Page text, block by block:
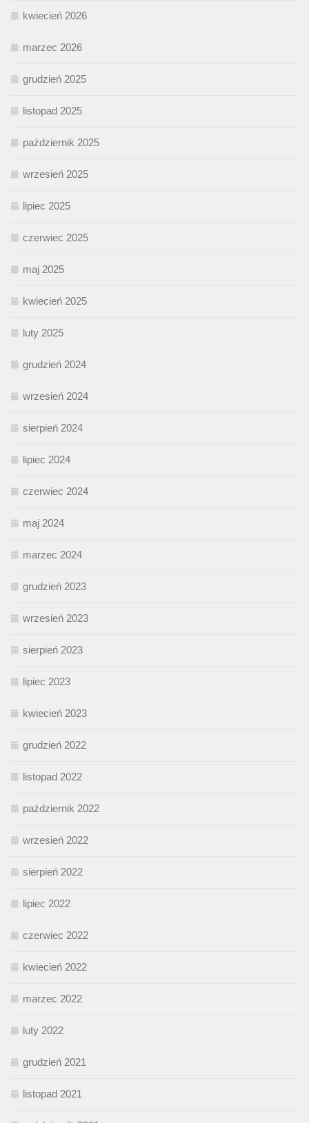
kwiecień 2026
marzec 2026
grudzień 2025
listopad 2025
październik 2025
wrzesień 2025
lipiec 2025
czerwiec 2025
maj 2025
kwiecień 2025
luty 2025
grudzień 2024
wrzesień 2024
sierpień 2024
lipiec 2024
czerwiec 2024
maj 2024
marzec 2024
grudzień 2023
wrzesień 2023
sierpień 2023
lipiec 2023
kwiecień 2023
grudzień 2022
listopad 2022
październik 2022
wrzesień 2022
sierpień 2022
lipiec 2022
czerwiec 2022
kwiecień 2022
marzec 2022
luty 2022
grudzień 2021
listopad 2021